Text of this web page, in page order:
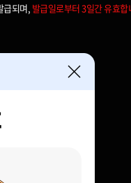
되며, 발급일로부터 3일간 유효합